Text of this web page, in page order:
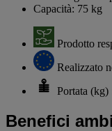
Capacità: 75 kg
Prodotto
Realizzato
Portata (kg)
Benefici